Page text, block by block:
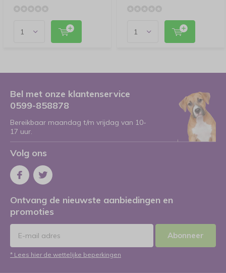
Bel met onze klantenservice
0599-858878
Bereikbaar maandag t/m vrijdag van 10-
17 uur.
Volg ons
Ontvang de nieuwste aanbiedingen en
promoties
Abonneer
* Lees hier de wettelijke beperkingen